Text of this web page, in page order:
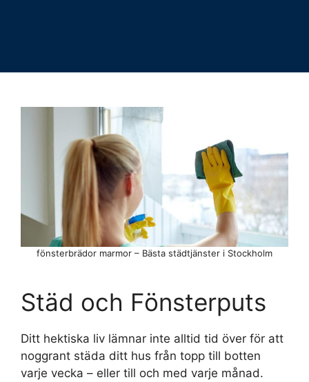
fönsterbrädor marmor – Bästa städtjänster i Stockholm
Städ och Fönsterputs
Ditt hektiska liv lämnar inte alltid tid över för att
noggrant städa ditt hus från topp till botten
varje vecka – eller till och med varje månad.